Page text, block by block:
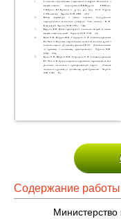
Содержание работы